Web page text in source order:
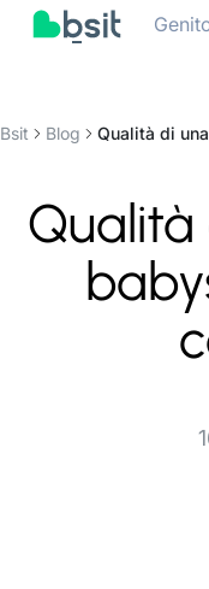
Bsit Blog Qualità di